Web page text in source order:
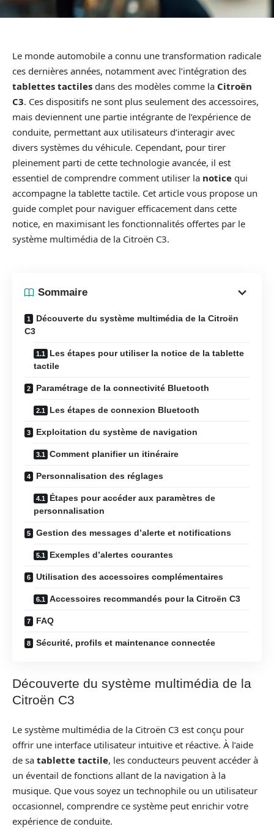
Le monde automobile a connu une transformation radicale
ces dernières années, notamment avec l’intégration des
tablettes tactiles dans des modèles comme la Citroën
C3. Ces dispositifs ne sont plus seulement des accessoires,
mais deviennent une partie intégrante de l’expérience de
conduite, permettant aux utilisateurs d’interagir avec
divers systèmes du véhicule. Cependant, pour tirer
pleinement parti de cette technologie avancée, il est
essentiel de comprendre comment utiliser la notice qui
accompagne la tablette tactile. Cet article vous propose un
guide complet pour naviguer efficacement dans cette
notice, en maximisant les fonctionnalités offertes par le
système multimédia de la Citroën C3.
Sommaire
Découverte du système multimédia de la Citroën
C3
Les étapes pour utiliser la notice de la tablette
tactile
Paramétrage de la connectivité Bluetooth
Les étapes de connexion Bluetooth
Exploitation du système de navigation
Comment planifier un itinéraire
Personnalisation des réglages
Étapes pour accéder aux paramètres de
personnalisation
Gestion des messages d’alerte et notifications
Exemples d’alertes courantes
Utilisation des accessoires complémentaires
Accessoires recommandés pour la Citroën C3
FAQ
Sécurité, profils et maintenance connectée
Découverte du système multimédia de la
Citroën C3
Le système multimédia de la Citroën C3 est conçu pour
offrir une interface utilisateur intuitive et réactive. À l’aide
de sa tablette tactile, les conducteurs peuvent accéder à
un éventail de fonctions allant de la navigation à la
musique. Que vous soyez un technophile ou un utilisateur
occasionnel, comprendre ce système peut enrichir votre
expérience de conduite.